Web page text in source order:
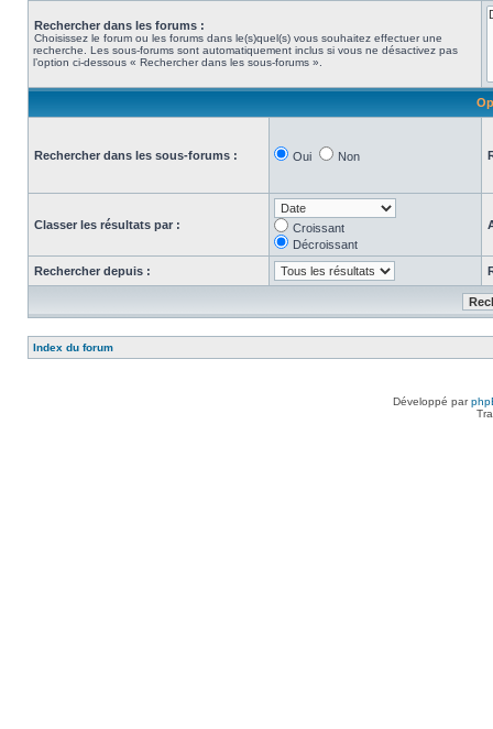
Rechercher dans les forums :
Choisissez le forum ou les forums dans le(s)quel(s) vous souhaitez effectuer une
recherche. Les sous-forums sont automatiquement inclus si vous ne désactivez pas
l’option ci-dessous « Rechercher dans les sous-forums ».
Rechercher dans les sous-forums : Oui Non
Classer les résultats par :
Croissant
Décroissant
Rechercher depuis :
Index du forum
Développé par